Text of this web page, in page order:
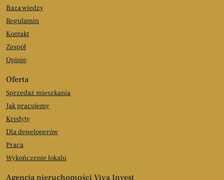
Baza wiedzy
Regulamin
Kontakt
Zespół
Opinie
Oferta
Sprzedaż mieszkania
Jak pracujemy
Kredyty
Dla deweloperów
Praca
Wykończenie lokalu
Agencja nieruchomości Viva Invest